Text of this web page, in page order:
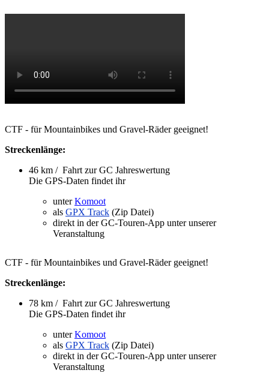
CTF - für Mountainbikes und Gravel-Räder geeignet!
Streckenlänge:
46 km / Fahrt zur GC Jahreswertung
Die GPS-Daten findet ihr
unterKomoot
als GPX Track (Zip Datei)
direkt in der GC-Touren-App unter unserer
Veranstaltung
CTF - für Mountainbikes und Gravel-Räder geeignet!
Streckenlänge:
78 km / Fahrt zur GC Jahreswertung
Die GPS-Daten findet ihr
unterKomoot
als GPX Track (Zip Datei)
direkt in der GC-Touren-App unter unserer
Veranstaltung